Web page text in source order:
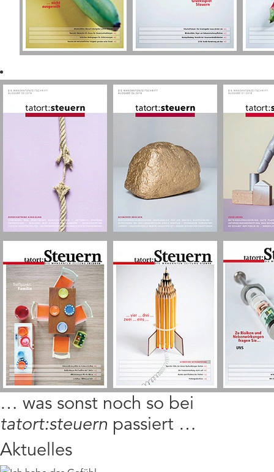
… was sonst noch so bei
tatort:steuern passiert …
Aktuelles